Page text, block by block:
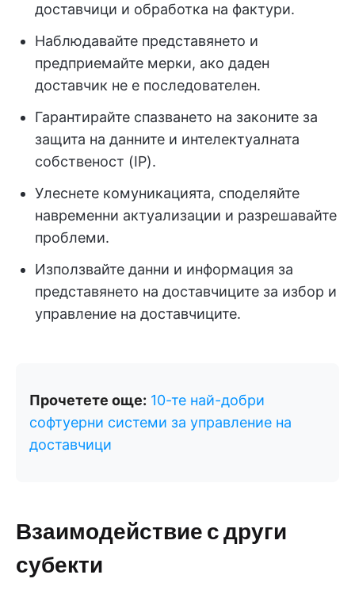
доставчици и обработка на фактури.
Наблюдавайте представянето и
предприемайте мерки, ако даден
доставчик не е последователен.
Гарантирайте спазването на законите за
защита на данните и интелектуалната
собственост (IP).
Улеснете комуникацията, споделяйте
навременни актуализации и разрешавайте
проблеми.
Използвайте данни и информация за
представянето на доставчиците за избор и
управление на доставчиците.
Прочетете още: 10-те най-добри
софтуерни системи за управление на
доставчици
Взаимодействие с други
субекти